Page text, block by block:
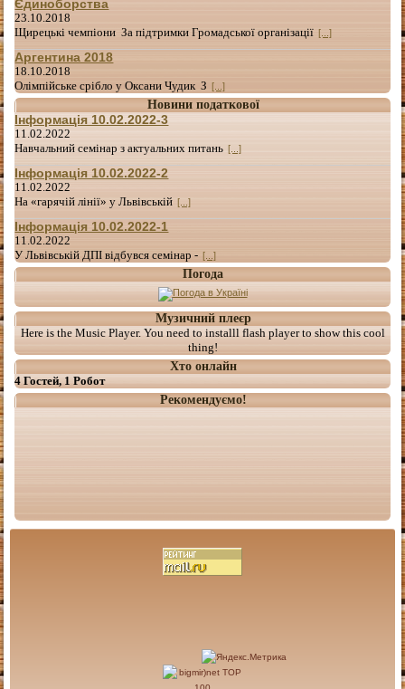
Єдиноборства
23.10.2018
Щирецькі чемпіони За підтримки Громадської організації [...]
Аргентина 2018
18.10.2018
Олімпійське срібло у Оксани Чудик З [...]
Новини податкової
Інформація 10.02.2022-3
11.02.2022
Навчальний семінар з актуальних питань [...]
Інформація 10.02.2022-2
11.02.2022
На «гарячій лінії» у Львівській [...]
Інформація 10.02.2022-1
11.02.2022
У Львівській ДПІ відбувся семінар - [...]
Погода
Музичний плеєр
Here is the Music Player. You need to installl flash player to show this cool
thing!
Хто онлайн
4 Гостей, 1 Робот
Рекомендуємо!